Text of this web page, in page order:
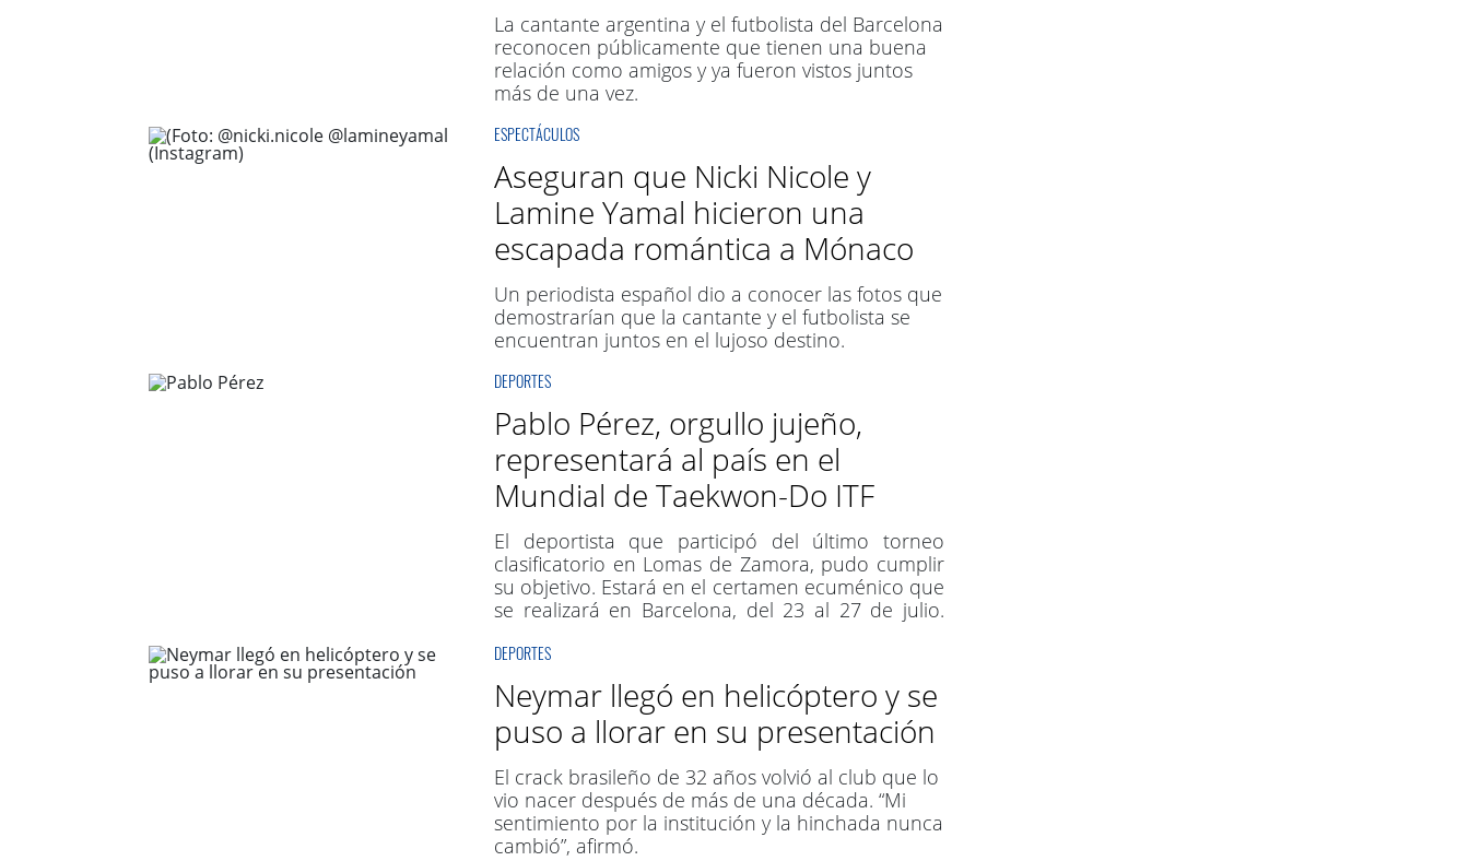
La cantante argentina y el futbolista del Barcelona
reconocen públicamente que tienen una buena
relación como amigos y ya fueron vistos juntos
más de una vez.
ESPECTÁCULOS
Aseguran que Nicki Nicole y
Lamine Yamal hicieron una
escapada romántica a Mónaco
Un periodista español dio a conocer las fotos que
demostrarían que la cantante y el futbolista se
encuentran juntos en el lujoso destino.
DEPORTES
Pablo Pérez, orgullo jujeño,
representará al país en el
Mundial de Taekwon-Do ITF
El deportista que participó del último torneo
clasificatorio en Lomas de Zamora, pudo cumplir
su objetivo. Estará en el certamen ecuménico que
se realizará en Barcelona, del 23 al 27 de julio.
ascenso, Pablo Pérez volverá a competir en la
élite del Taekwon-Do internacional.
DEPORTES
Neymar llegó en helicóptero y se
puso a llorar en su presentación
El crack brasileño de 32 años volvió al club que lo
vio nacer después de más de una década. “Mi
sentimiento por la institución y la hinchada nunca
cambió”, afirmó.